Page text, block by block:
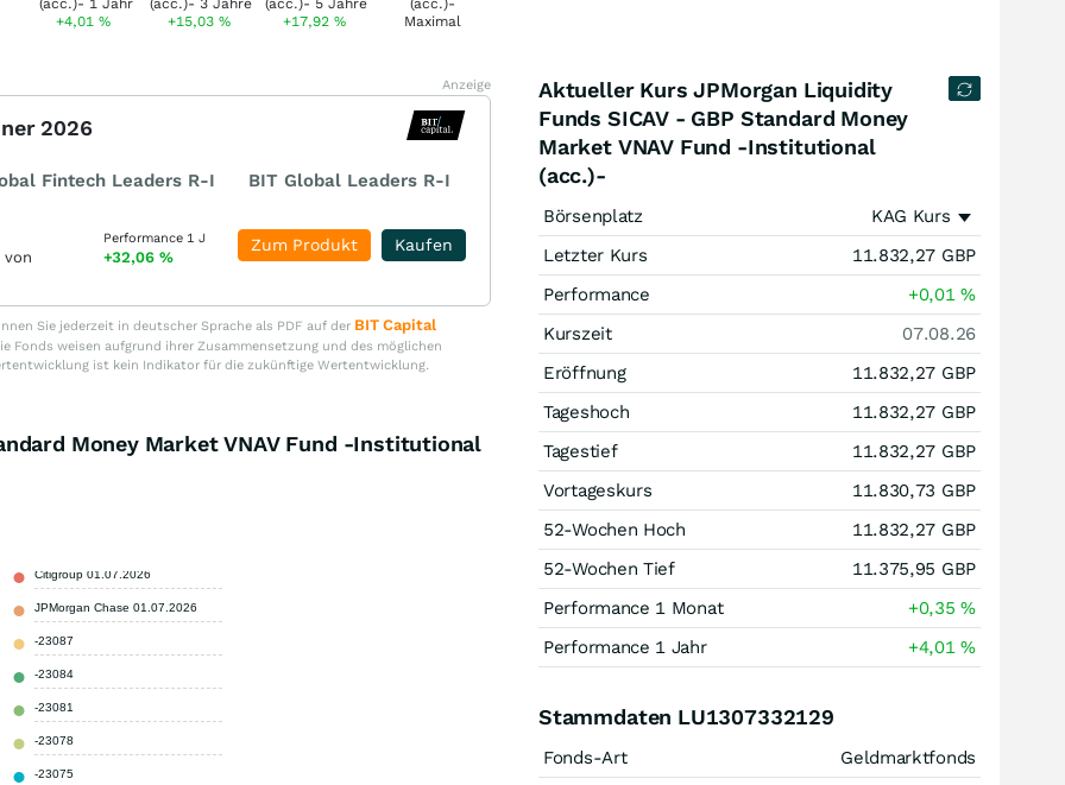
+4,01% +15,03 % +17,92 %
Anzeige
2026
Fintech Leaders R-I BIT Global Leaders R-I
von
Performance 1 J
+32,06 %
Kaufen
Zum Produkt
Sie jederzeit in deutscher Sprache als PDF auf der BIT Capital
Fonds weisen aufgrund ihrer Zusammensetzung und des möglichen
ist kein Indikator für die zukünftige Wertentwicklung.
Money Market VNAV Fund -Institutional
Citigroup 01.07.2026
JPMorgan Chase 01.07.2026
-23087
-23084
-23081
-23078
-23075
Aktueller Kurs JPMorgan Liquidity
Funds SICAV - GBP Standard Money
Market VNAV Fund -Institutional
(acc.)-
Börsenplatz
KAG Kurs
Letzter Kurs
11.832,27 GBP
Performance
+0,01%
Kurszeit
07.08.26
Eröffnung
11.832,27 GBP
Tageshoch
11.832,27 GBP
Tagestief
11.832,27 GBP
Vortageskurs
11.830,73 GBP
52-Wochen Hoch
11.832,27 GBP
52-Wochen Tief
11.375,95 GBP
Performance 1 Monat
+0,35%
Performance 1 Jahr
+4,01%
Stammdaten LU1307332129
Fonds-Art Geldmarktfonds